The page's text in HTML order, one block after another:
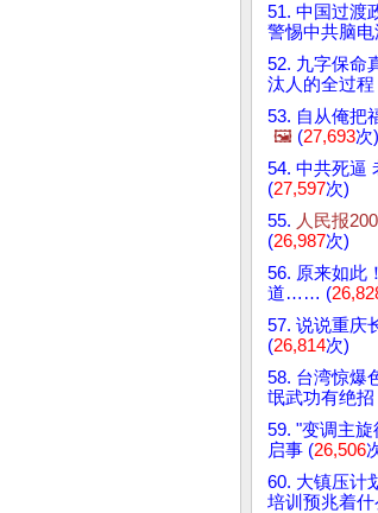
51. 中国过渡
警惕中共脑
52. 九字保命
汰人的全过程
53. 自从俺把
🖼️ (27,693次)
54. 中共死逼
(27,597次)
55. 人民报
(26,987次)
56. 原来如此
道…… (
57. 说说重庆
(26,814次)
58. 台湾惊爆
氓武功有绝招
59. "变调主
启事 (26,506
60. 大镇压计
培训预兆着